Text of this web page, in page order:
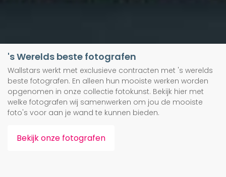
's Werelds beste fotografen
Wallstars werkt met exclusieve contracten met 's werelds
beste fotografen. En alleen hun mooiste werken worden
opgenomen in onze collectie fotokunst. Bekijk hier met
welke fotografen wij samenwerken om jou de mooiste
foto's voor aan je wand te kunnen bieden.
Bekijk onze fotografen